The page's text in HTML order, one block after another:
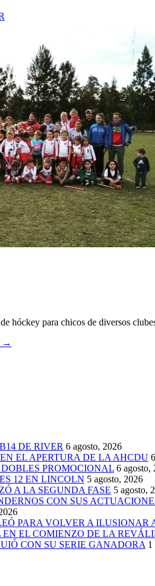
hóckey para chicos de diversos
→
DE RIVER 6 agosto, 2026
EL APERTURA DE LA AHCDU
PROMOCIONAL 6 agosto,
12 EN LINCOLN 5 agosto, 2026
A LA SEGUNDA FASE 5 agosto,
CON SUS
PARA VOLVER A ILUSIONAR
EL COMIENZO DE LA
CON SU SERIE GANADORA 1